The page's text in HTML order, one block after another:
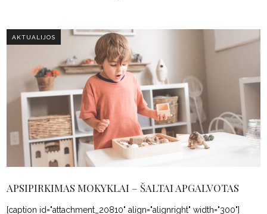
AKTUALIJOS
APSIPIRKIMAS MOKYKLAI – ŠALTAI APGALVOTAS
[caption id="attachment_20810" align="alignright" width="300"]